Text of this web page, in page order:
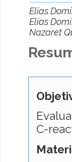
Elías
Elías
Nazaret
C-